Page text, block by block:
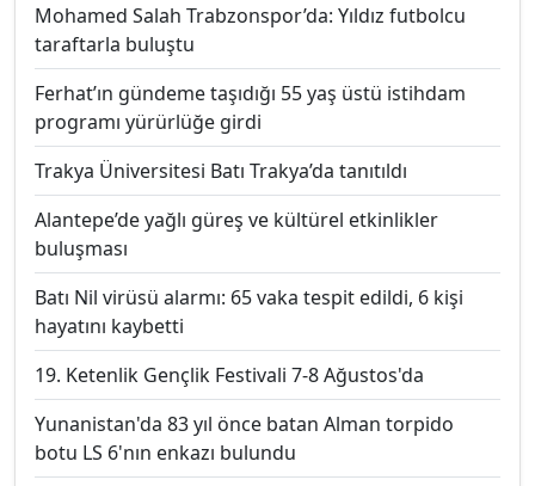
Mohamed Salah Trabzonspor’da: Yıldız futbolcu
taraftarla buluştu
Ferhat’ın gündeme taşıdığı 55 yaş üstü istihdam
programı yürürlüğe girdi
Trakya Üniversitesi Batı Trakya’da tanıtıldı
Alantepe’de yağlı güreş ve kültürel etkinlikler
buluşması
Batı Nil virüsü alarmı: 65 vaka tespit edildi, 6 kişi
hayatını kaybetti
19. Ketenlik Gençlik Festivali 7-8 Ağustos'da
Yunanistan'da 83 yıl önce batan Alman torpido
botu LS 6'nın enkazı bulundu